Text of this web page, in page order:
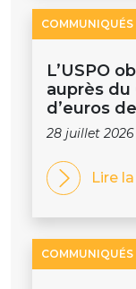
COMMUNIQUÉS
L’USPO
auprès du
d’euros
28 juillet 2026
Lire
COMMUNIQUÉS